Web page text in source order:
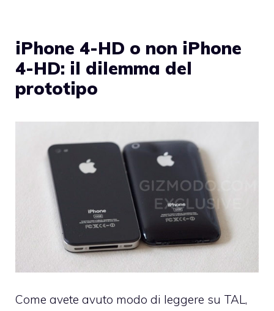
iPhone 4-HD o non iPhone
4-HD: il dilemma del
prototipo
Come avete avuto modo di leggere su TAL,